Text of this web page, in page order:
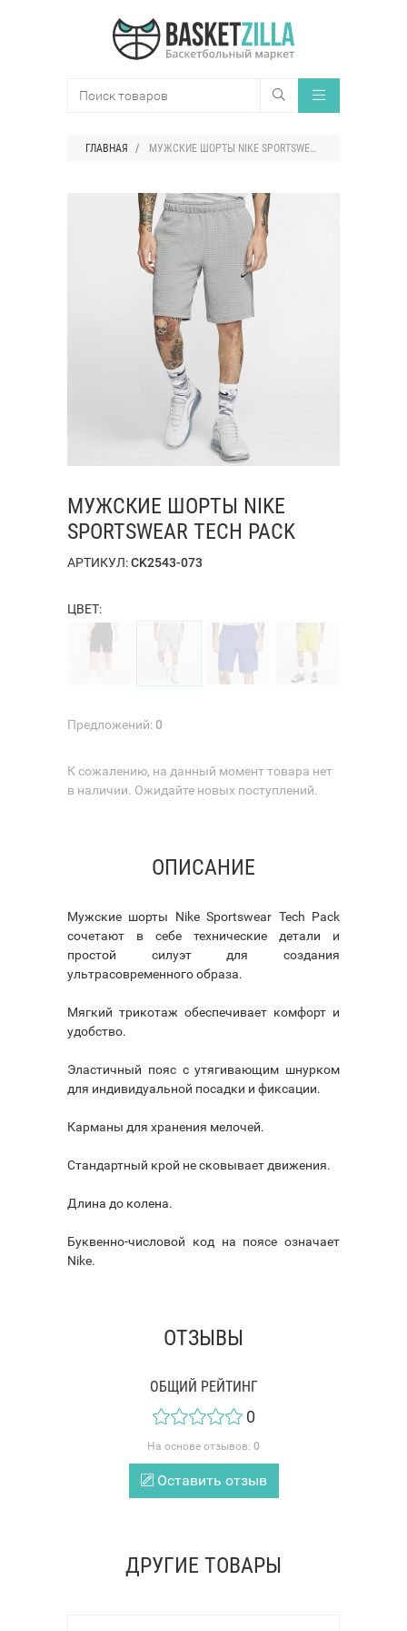
ГЛАВНАЯ МУЖСКИЕ ШОРТЫ NIKE SPORTSWEAR TECH PACK
МУЖСКИЕ ШОРТЫ NIKE
SPORTSWEAR TECH PACK
АРТИКУЛ:CK2543-073
ЦВЕТ:
Предложений:0
К сожалению, на данный момент товара нет
в наличии. Ожидайте новых поступлений.
ОПИСАНИЕ
Мужские шорты Nike Sportswear Tech Pack
сочетают в себе технические детали и
простой силуэт для создания
ультрасовременного образа.
Мягкий трикотаж обеспечивает комфорт и
удобство.
Эластичный пояс с утягивающим шнурком
для индивидуальной посадки и фиксации.
Карманы для хранения мелочей.
Стандартный крой не сковывает движения.
Длина до колена.
Буквенно-числовой код на поясе означает
Nike.
ОТЗЫВЫ
ОБЩИЙ РЕЙТИНГ
0
На основе отзывов: 0
Оставить отзыв
ДРУГИЕ ТОВАРЫ